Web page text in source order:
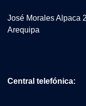
José Morales Alpaca
Arequipa
Central telefónica: